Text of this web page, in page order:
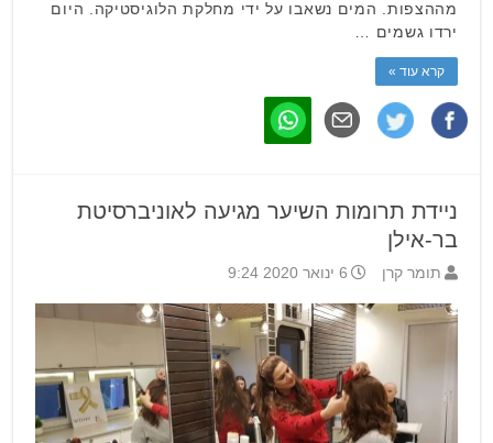
מההצפות. המים נשאבו על ידי מחלקת הלוגיסטיקה. היום
ירדו גשמים …
קרא עוד »
ניידת תרומות השיער מגיעה לאוניברסיטת
בר-אילן
תומר קרן 6 ינואר 2020 9:24